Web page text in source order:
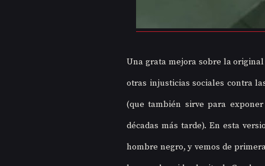
Una grata mejora sobre la
otras injusticias sociales contra
(que también sirve para
décadas más tarde). En esta
hombre negro, y vemos de